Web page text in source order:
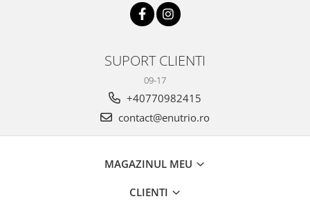
SUPORT CLIENTI
09-17
+40770982415
contact@enutrio.ro
MAGAZINUL MEU
CLIENTI